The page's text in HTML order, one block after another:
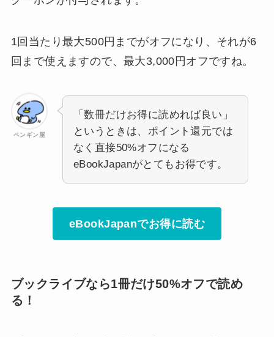
1回当たり最大500円までがオフになり、それが6
回まで使えますので、最大3,000円オフですね。
ペンギン屋
「数冊だけお得に読めれば良い」
というときは、ポイント還元では
なく直接50%オフになる
eBookJapanがとてもお得です。
eBookJapanでお得に読む
ブックライブなら1冊だけ50%オフで読め
る！